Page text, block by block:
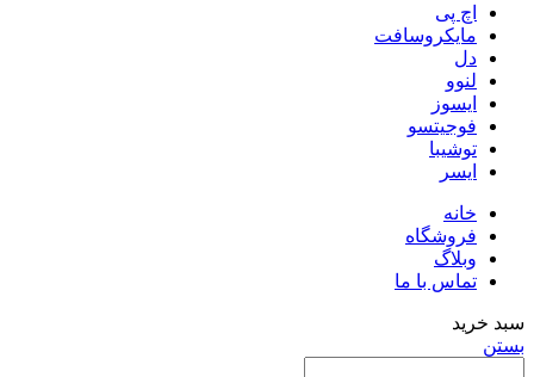
اچ پی
مایکروسافت
دل
لنوو
ایسوز
فوجیتسو
توشیبا
ایسر
خانه
فروشگاه
وبلاگ
تماس با ما
سبد خرید
بستن